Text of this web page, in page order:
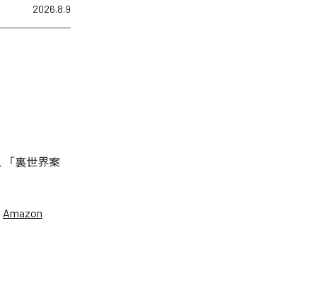
2026.8.9
「裏世界案
Amazon